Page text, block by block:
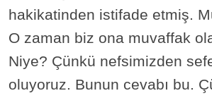
hakikatinden istifade etmiş.
O zaman biz ona muvaffak
Niye? Çünkü nefsimizden
oluyoruz. Bunun cevabı bu.